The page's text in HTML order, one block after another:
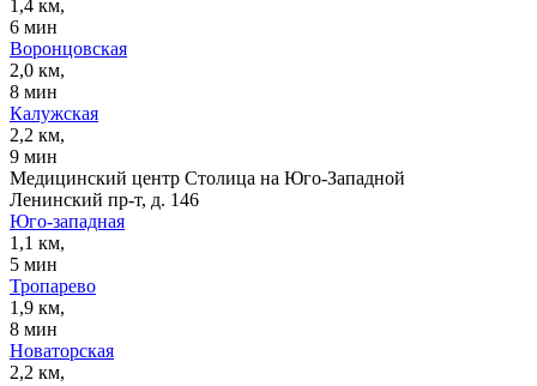
1,4 км,
6 мин
Воронцовская
2,0 км,
8 мин
Калужская
2,2 км,
9 мин
Медицинский центр Столица на Юго-Западной
Ленинский пр-т, д. 146
Юго-западная
1,1 км,
5 мин
Тропарево
1,9 км,
8 мин
Новаторская
2,2 км,